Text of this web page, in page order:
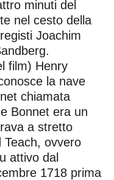
minuti del
nel cesto della
Joachim
film) Henry
la nave
chiamata
Bonnet era un
a stretto
ovvero
attivo dal
1718 prima